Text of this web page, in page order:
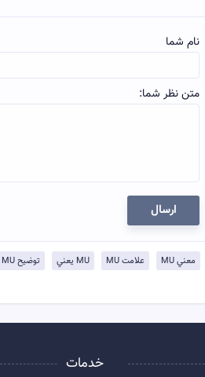
نام شما
متن نظر شما:
ارسال
معني MU علامت MU MU يعني توضيح MU
خدمات